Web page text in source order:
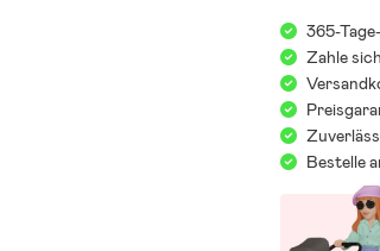
365-
Zahle
Bestelle